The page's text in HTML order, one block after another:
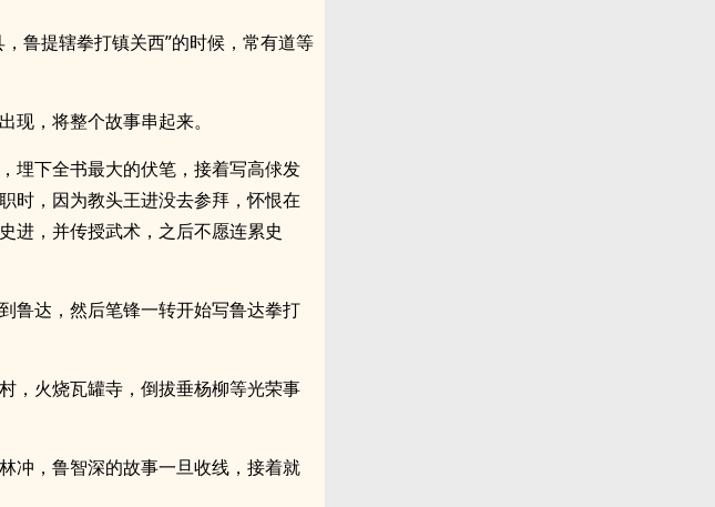
鲁提辖拳打镇关西”的时候，常有道等
现，将整个故事串起来。
埋下全书最大的伏笔，接着写高俅发
时，因为教头王进没去参拜，怀恨在
进，并传授武术，之后不愿连累史
鲁达，然后笔锋一转开始写鲁达拳打
，火烧瓦罐寺，倒拔垂杨柳等光荣事
冲，鲁智深的故事一旦收线，接着就